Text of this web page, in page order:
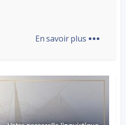
En savoir plus ...